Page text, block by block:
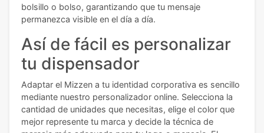
bolsillo o bolso, garantizando que tu mensaje
permanezca visible en el día a día.
Así de fácil es personalizar
tu dispensador
Adaptar el Mizzen a tu identidad corporativa es sencillo
mediante nuestro personalizador online. Selecciona la
cantidad de unidades que necesitas, elige el color que
mejor represente tu marca y decide la técnica de